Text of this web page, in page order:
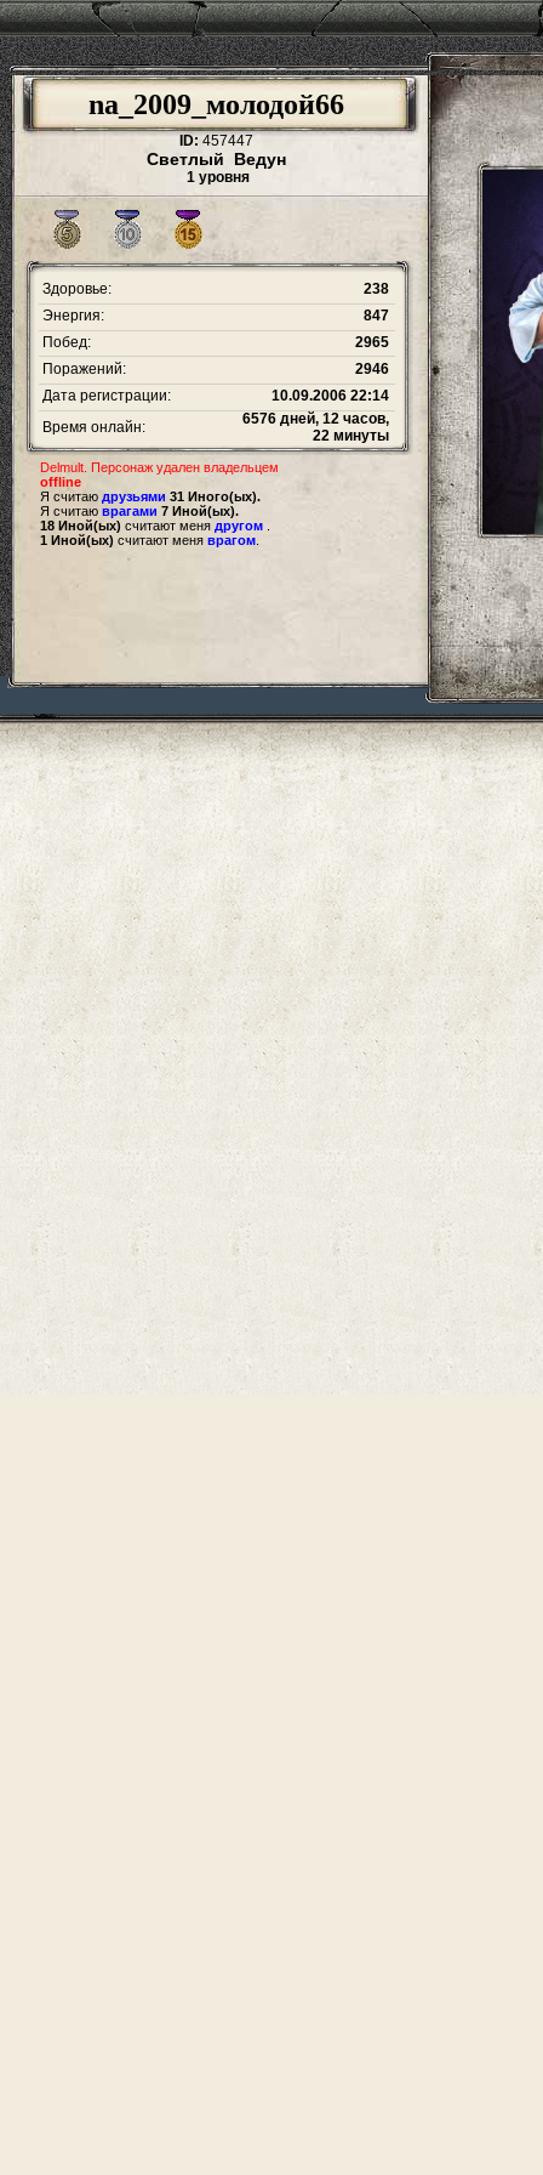
na_2009_молодой66
ID: 457447
Светлый Ведун
1 уровня
Здоровье:
238
Энергия:
847
Побед:
2965
Поражений:
2946
Дата регистрации:
10.09.2006 22:14
Время онлайн:
6576 дней, 12 часов,
22 минуты
Delmult. Персонаж удален владельцем
offline
Я считаю друзьями 31 Иного(ых).
Я считаю врагами 7 Иной(ых).
18 Иной(ых) считают меня другом
1 Иной(ых) считают меня врагом